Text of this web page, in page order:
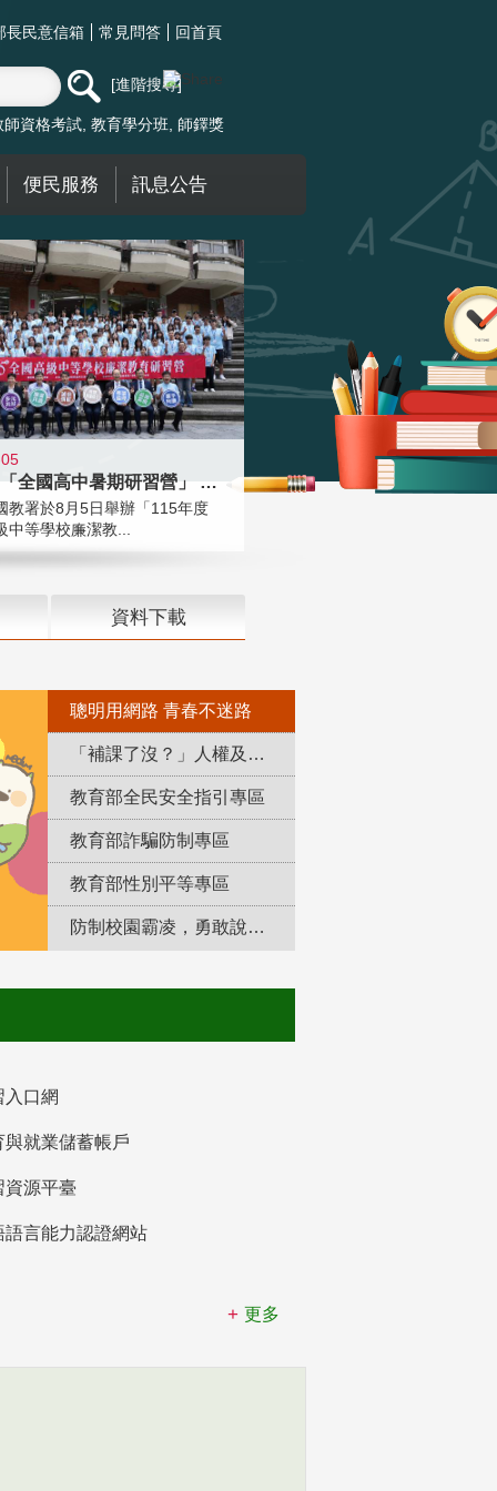
長民意信箱 常見問答 回首頁
進階搜尋
師資格考試 教育學分班 師鐸獎
便民服務 訊息公告
國教署「全國高中暑期研習營」 以多
教署於8月5日舉辦「115年度
中等學校廉潔教...
資料下載
聰明用網路 青春不迷路
「補課了沒？」人權及轉型正義教育專區
教育部全民安全指引專區
教育部詐騙防制專區
教育部性別平等專區
防制校園霸凌，勇敢說出來！
入口網
與就業儲蓄帳戶
資源平臺
語言能力認證網站
更多